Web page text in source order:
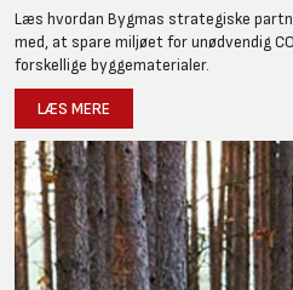
Læs hvordan Bygmas strategiske
med, at spare miljøet for unødvendig
forskellige byggematerialer.
LÆS MERE